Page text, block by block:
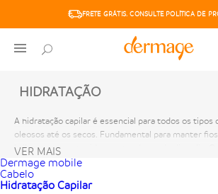
FRETE GRÁTIS. CONSULTE POLÍTICA DE
6X SEM JUROS. PARCELA MÍNIMA
HIDRATAÇÃO
A hidratação capilar é essencial para todos os tipos
oleosos até os secos. Fundamental para manter
brilhantes e protegidos contra danos do dia a dia.
para hidratação capilar repõem nutrientes, selam
fibra capilar. Fórmulas que devolvem vida, brilho e
Tratamento essencial: cabelos hidratados, sedosos
VER MAIS
Dermage mobile
Cabelo
Hidratação Capilar